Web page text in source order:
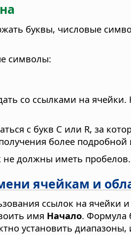
буквы, числовые
символы:
со ссылками на
с букв C или R, за
более
должны иметь
ячейкам и
ссылок на ячейки
имя Начало. Формула
установить